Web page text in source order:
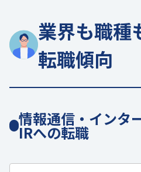
業界も職種
転職傾向
情報通信・インタ
IRへの転職